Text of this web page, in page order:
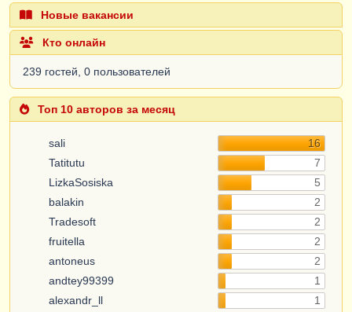
Новые вакансии
Кто онлайн
239 гостей, 0 пользователей
Топ 10 авторов за месяц
sali
16
Tatitutu
7
LizkaSosiska
5
balakin
2
Tradesoft
2
fruitella
2
antoneus
2
andtey99399
1
alexandr_ll
1